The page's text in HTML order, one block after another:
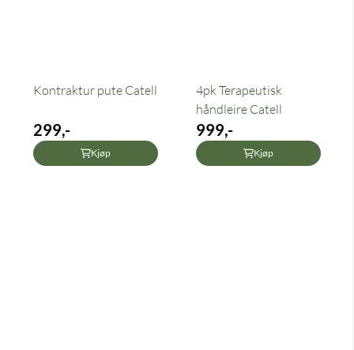
Kontraktur pute Catell
299,-
Kjøp
4pk Terapeutisk
håndleire Catell
999,-
Kjøp